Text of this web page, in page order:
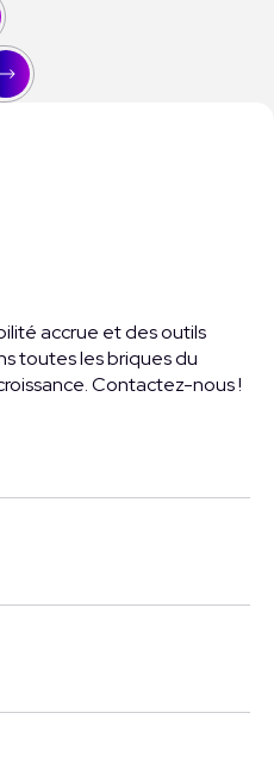
accrue et des outils
toutes les briques du
Contactez-nous !